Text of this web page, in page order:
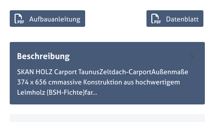
Beschreibung
SKAN HOLZ Carport TaunusZeltdach-CarportAußenmaße
374 x 656 cmmassive Konstruktion aus hochwertigem
Leimholz (BSH-Fichte)far…
Aufbauanleitung Datenblatt